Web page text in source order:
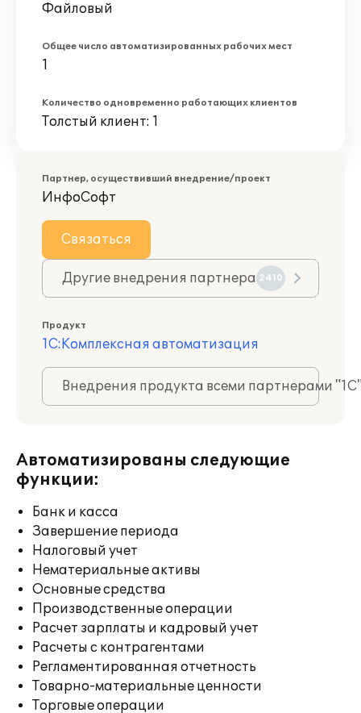
Файловый
Общее число автоматизированных рабочих мест
1
Количество одновременно работающих клиентов
Толстый клиент: 1
Партнер, осуществивший внедрение/проект
ИнфоСофт
Связаться
Другие внедрения партнера 2410
Продукт
1С:Комплексная автоматизация
Внедрения продукта всеми партнерами
Автоматизированы следующие
функции:
Банк и касса
Завершение периода
Налоговый учет
Нематериальные активы
Основные средства
Производственные операции
Расчет зарплаты и кадровый учет
Расчеты с контрагентами
Регламентированная отчетность
Товарно-материальные ценности
Торговые операции